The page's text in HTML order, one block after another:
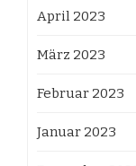
April 2023
März 2023
Februar 2023
Januar 2023